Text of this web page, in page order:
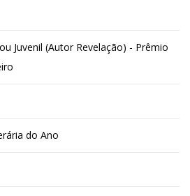
Juvenil (Autor Revelação) - Prêmio
do Ano